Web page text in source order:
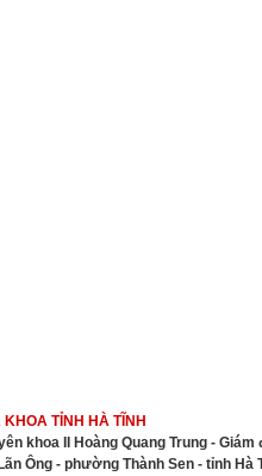
TỈNH HÀ TĨNH
khoa II Hoàng Quang Trung - Giám
Ông - phường Thành Sen - tỉnh Hà